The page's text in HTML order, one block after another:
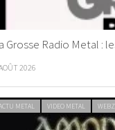
Grosse Radio Metal :
2026
METAL VIDEO METAL